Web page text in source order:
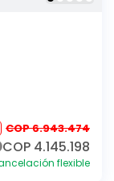
COP 6.943.474
COP 4.145.198
flexible